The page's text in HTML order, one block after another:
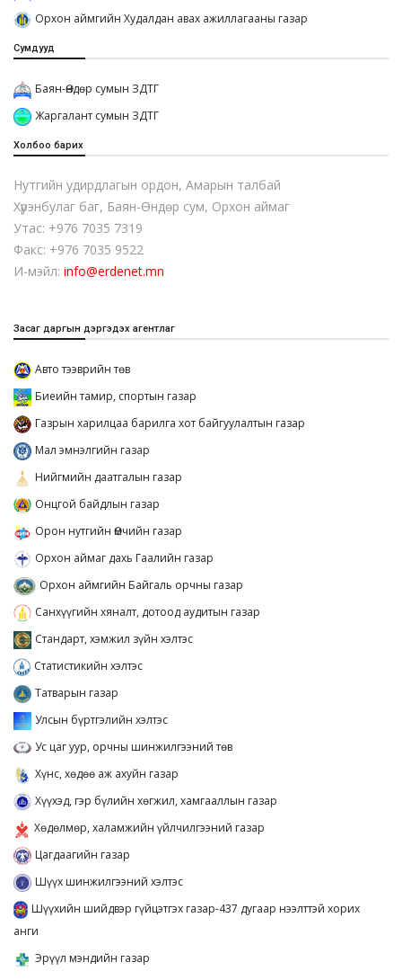
Орхон аймгийн Худалдан авах ажиллагааны газар
Сумдууд
Баян-Өндөр сумын ЗДТГ
Жаргалант сумын ЗДТГ
Холбоо барих
Нутгийн удирдлагын ордон, Амарын талбай
Хүрэнбулаг баг, Баян-Өндөр сум, Орхон аймаг
Утас: +976 7035 7319
Факс: +976 7035 9522
И-мэйл: info@erdenet.mn
Засаг даргын дэргэдэх агентлаг
Авто тээврийн төв
Биеийн тамир, спортын газар
Газрын харилцаа барилга хот байгуулалтын газар
Мал эмнэлгийн газар
Нийгмийн даатгалын газар
Онцгой байдлын газар
Орон нутгийн Өмчийн газар
Орхон аймаг дахь Гаалийн газар
Орхон аймгийн Байгаль орчны газар
Санхүүгийн хяналт, дотоод аудитын газар
Стандарт, хэмжил зүйн хэлтэс
Статистикийн хэлтэс
Татварын газар
Улсын бүртгэлийн хэлтэс
Ус цаг уур, орчны шинжилгээний төв
Хүнс, хөдөө аж ахуйн газар
Хүүхэд, гэр бүлийн хөгжил, хамгааллын газар
Хөдөлмөр, халамжийн үйлчилгээний газар
Цагдаагийн газар
Шүүх шинжилгээний хэлтэс
Шүүхийн шийдвэр гүйцэтгэх газар-437 дугаар нээлттэй хорих
анги
Эрүүл мэндийн газар